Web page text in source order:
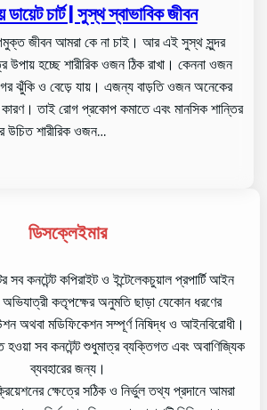
চার্ট | সুস্থ স্বাভাবিক জীবন
জীবন আমরা কে না চাই। আর এই সুস্থ সুন্দর
উপায় হচ্ছে শারীরিক ওজন ঠিক রাখা। কেননা ওজন
ঝুঁকি ও বেড়ে যায়। এজন্য বাড়তি ওজন অনেকের
তাই রোগ প্রকোপ কমাতে এবং মানসিক শান্তির
উচিত শারীরিক ওজন…
ডিসক্লেইমার
সব কনটেন্ট কপিরাইট ও ইন্টেলেকচুয়াল প্রপার্টি আইন
কতৃপক্ষের অনুমতি ছাড়া যেকোন ধরণের
অথবা মডিফিকেশন সম্পূর্ণ নিষিদ্ধ ও আইনবিরোধী।
হওয়া সব কনটেন্ট শুধুমাত্র ব্যক্তিগত এবং অবাণিজ্যিক
ব্যবহারের জন্য।
ক্ষেত্রে সঠিক ও নির্ভুল তথ্য প্রদানে আমরা